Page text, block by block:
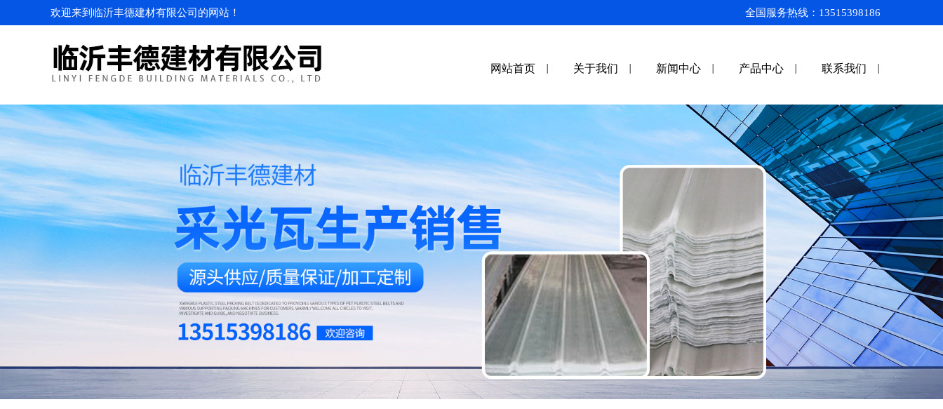
欢迎来到临沂丰德建材有限公司的网站！ 全国服务热线：13515398186
网站首页 关于我们 新闻中心 产品中心 联系我们